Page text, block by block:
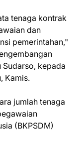
tenaga kontrak
dan
pemerintahan,"
Sudarso, kepada
Kamis.
jumlah tenaga
(BKPSDM)